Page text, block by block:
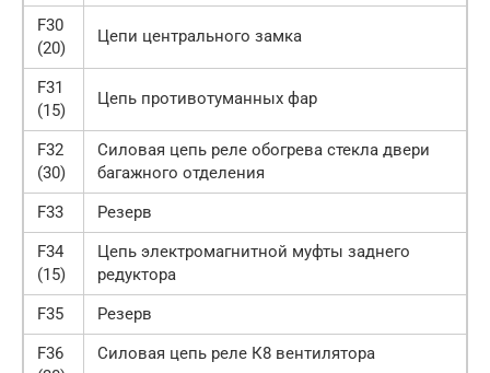
F30
(20)
Цепи центрального замка
F31
(15)
Цепь противотуманных фар
F32
(30)
Силовая цепь реле обогрева стекла двери
багажного отделения
F33
Резерв
F34
(15)
Цепь электромагнитной муфты заднего
редуктора
F35
Резерв
F36
Силовая цепь реле К8 вентилятора